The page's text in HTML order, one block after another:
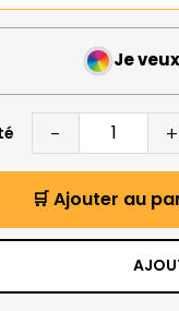
Je
- +
🛒 Ajouter au